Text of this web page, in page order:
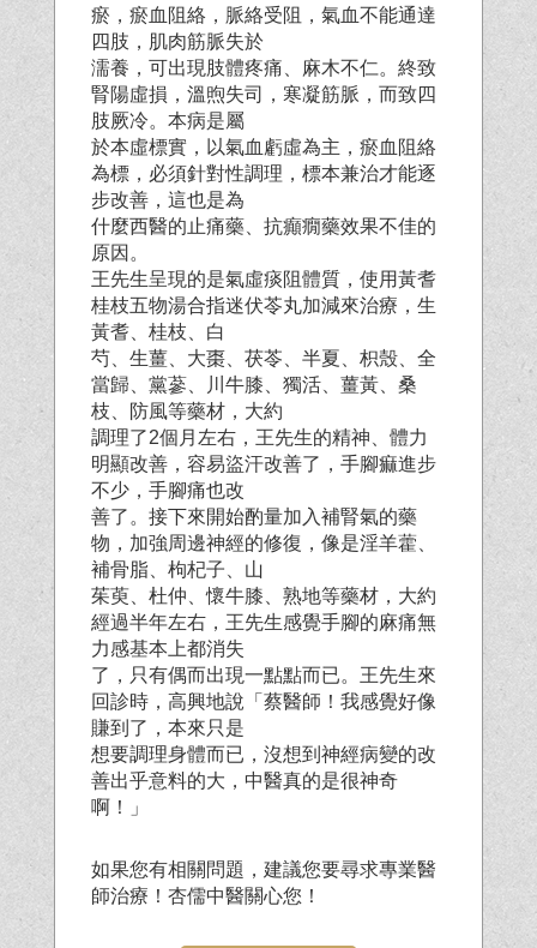
瘀，瘀血阻絡，脈絡受阻，氣血不能通達
四肢，肌肉筋脈失於
濡養，可出現肢體疼痛、麻木不仁。終致
腎陽虛損，溫煦失司，寒凝筋脈，而致四
肢厥冷。本病是屬
於本虛標實，以氣血虧虛為主，瘀血阻絡
為標，必須針對性調理，標本兼治才能逐
步改善，這也是為
什麼西醫的止痛藥、抗癲癇藥效果不佳的
原因。
王先生呈現的是氣虛痰阻體質，使用黃耆
桂枝五物湯合指迷伏苓丸加減來治療，生
黃耆、桂枝、白
芍、生薑、大棗、茯苓、半夏、枳殼、全
當歸、黨蔘、川牛膝、獨活、薑黃、桑
枝、防風等藥材，大約
調理了2個月左右，王先生的精神、體力
明顯改善，容易盜汗改善了，手腳痲進步
不少，手腳痛也改
善了。接下來開始酌量加入補腎氣的藥
物，加強周邊神經的修復，像是淫羊藿、
補骨脂、枸杞子、山
茱萸、杜仲、懷牛膝、熟地等藥材，大約
經過半年左右，王先生感覺手腳的麻痛無
力感基本上都消失
了，只有偶而出現一點點而已。王先生來
回診時，高興地說「蔡醫師！我感覺好像
賺到了，本來只是
想要調理身體而已，沒想到神經病變的改
善出乎意料的大，中醫真的是很神奇
啊！」
如果您有相關問題，建議您要尋求專業醫
師治療！杏儒中醫關心您！